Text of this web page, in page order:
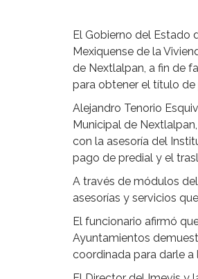
El Gobierno del Estado
Mexiquense de la
de Nextlalpan, a fin de
para obtener el título de
Alejandro Tenorio
Municipal de
con la asesoría del
pago de predial y el
A través de módulos
asesorías y servicios
El funcionario afirmó
Ayuntamientos
coordinada para darle a